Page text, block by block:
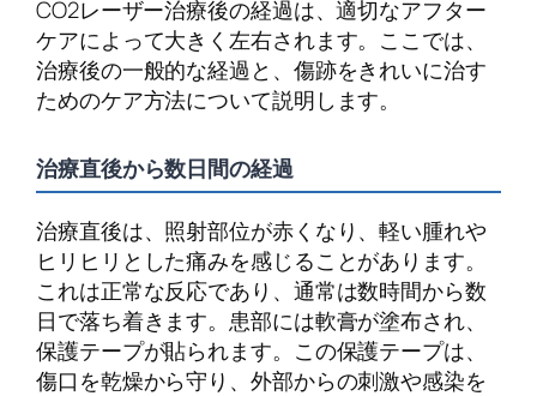
CO2レーザー治療後の経過は、適切なアフター
ケアによって大きく左右されます。ここでは、
治療後の一般的な経過と、傷跡をきれいに治す
ためのケア方法について説明します。
治療直後から数日間の経過
治療直後は、照射部位が赤くなり、軽い腫れや
ヒリヒリとした痛みを感じることがあります。
これは正常な反応であり、通常は数時間から数
日で落ち着きます。患部には軟膏が塗布され、
保護テープが貼られます。この保護テープは、
傷口を乾燥から守り、外部からの刺激や感染を